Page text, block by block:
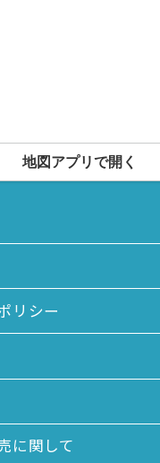
地図アプリで開く
リシー
に関して